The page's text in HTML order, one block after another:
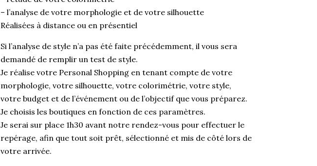
– l’analyse de votre morphologie et de votre silhouette
Réalisées à distance ou en présentiel
Si l’analyse de style n’a pas été faite précédemment, il vous sera
demandé de remplir un test de style.
Je réalise votre Personal Shopping en tenant compte de votre
morphologie, votre silhouette, votre colorimétrie, votre style,
votre budget et de l’événement ou de l’objectif que vous préparez.
Je choisis les boutiques en fonction de ces paramètres.
Je serai sur place 1h30 avant notre rendez-vous pour effectuer le
repérage, afin que tout soit prêt, sélectionné et mis de côté lors de
votre arrivée.